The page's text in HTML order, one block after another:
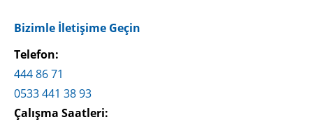
Bizimle İletişime Geçin
Telefon:
444 86 71
0533 441 38 93
Çalışma Saatleri: